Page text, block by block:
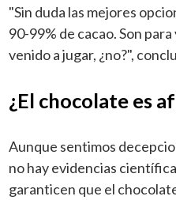
"Sin duda las mejores
90-99% de cacao. Son
venido a jugar, ¿no?",
¿El chocolate es
Aunque sentimos
no hay evidencias
garanticen que el